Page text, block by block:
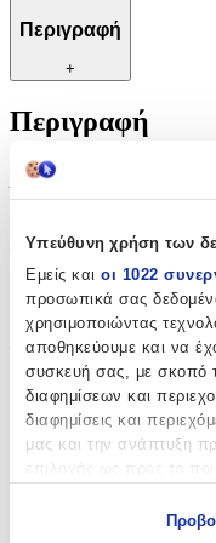
Υπεύθυνη χρήση των
Εμείς και οι 1022
προσωπικά σας
χρησιμοποιώντας
αποθηκεύουμε και να
συσκευή σας, με σκοπό
διαφημίσεων και
διαφημίσεις και
μας και την ανάπτυξη
Περιγραφή
+
Περιγραφή
Με λίγα λόγια...
για κόπτη κάλων
αφαίρεση σκληρύνσεων.
εξασφαλίζουν άμεσο
Η σταθερή ποιότητα
χρήση, ενώ η εύκολη
συμπλήρωμα για κάθε
Επιλέξτε τις για μια
Χαρακτηριστικά
Κατασκευαστής: